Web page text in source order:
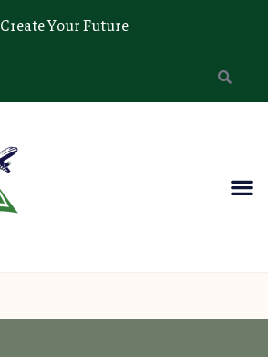
Create Your Future